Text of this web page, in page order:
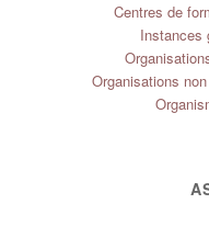
Centres de
Instances
Organisations